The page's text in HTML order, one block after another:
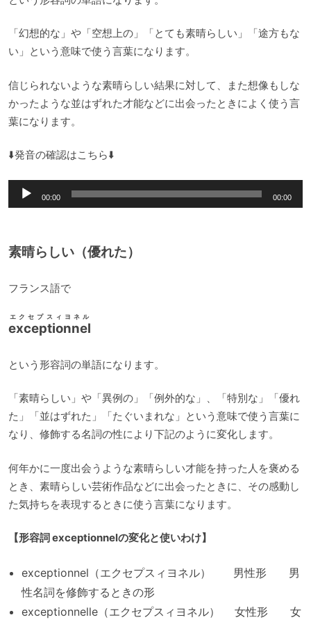
「幻想的な」や「空想上の」「とても素晴らしい」「途方もな
い」という意味で使う言葉になります。
信じられないような素晴らしい結果に対して、また想像もしな
かったような並はずれた才能などに出会ったときによく使う言
葉になります。
⬇️発音の確認はこちら⬇️
声
レ
ヤ
00:00 00:00
素晴らしい（優れた）
フランス語で
exceptionnel
エクセプスィヨネル
という形容詞の単語になります。
「素晴らしい」や「異例の」「例外的な」、「特別な」「優れ
た」「並はずれた」「たぐいまれな」という意味で使う言葉に
なり、修飾する名詞の性により下記のように変化します。
何年かに一度出会うような素晴らしい才能を持った人を褒める
とき、素晴らしい芸術作品などに出会ったときに、その感動し
た気持ちを表現するときに使う言葉になります。
【形容詞 exceptionnelの変化と使いわけ】
exceptionnel（エクセプスィヨネル） 男性形 男
性名詞を修飾するときの形
exceptionnelle（エクセプスィヨネル） 女性形 女